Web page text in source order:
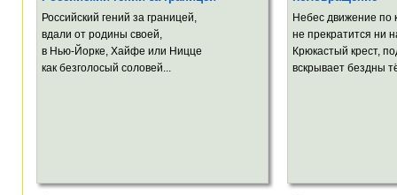
Российский гений за границей,
вдали от родины своей,
в Нью-Йорке, Хайфе или Ницце
как безголосый соловей...
Небес движение по
не прекратится ни
Крюкастый крест,
вскрывает бездны